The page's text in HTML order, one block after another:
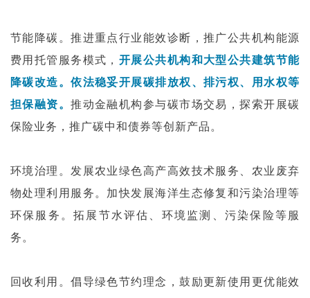
节能降碳。推进重点行业能效诊断，推广公共机构能源
费用托管服务模式， 开展公共机构和大型公共建筑节能
降碳改造。依法稳妥开展碳排放权、排污权、用水权等
担保融资。推动金融机构参与碳市场交易，探索开展碳
保险业务，推广碳中和债券等创新产品。
环境治理。发展农业绿色高产高效技术服务、农业废弃
物处理利用服务。加快发展海洋生态修复和污染治理等
环保服务。拓展节水评估、环境监测、污染保险等服
务。
回收利用。倡导绿色节约理念，鼓励更新使用更优能效